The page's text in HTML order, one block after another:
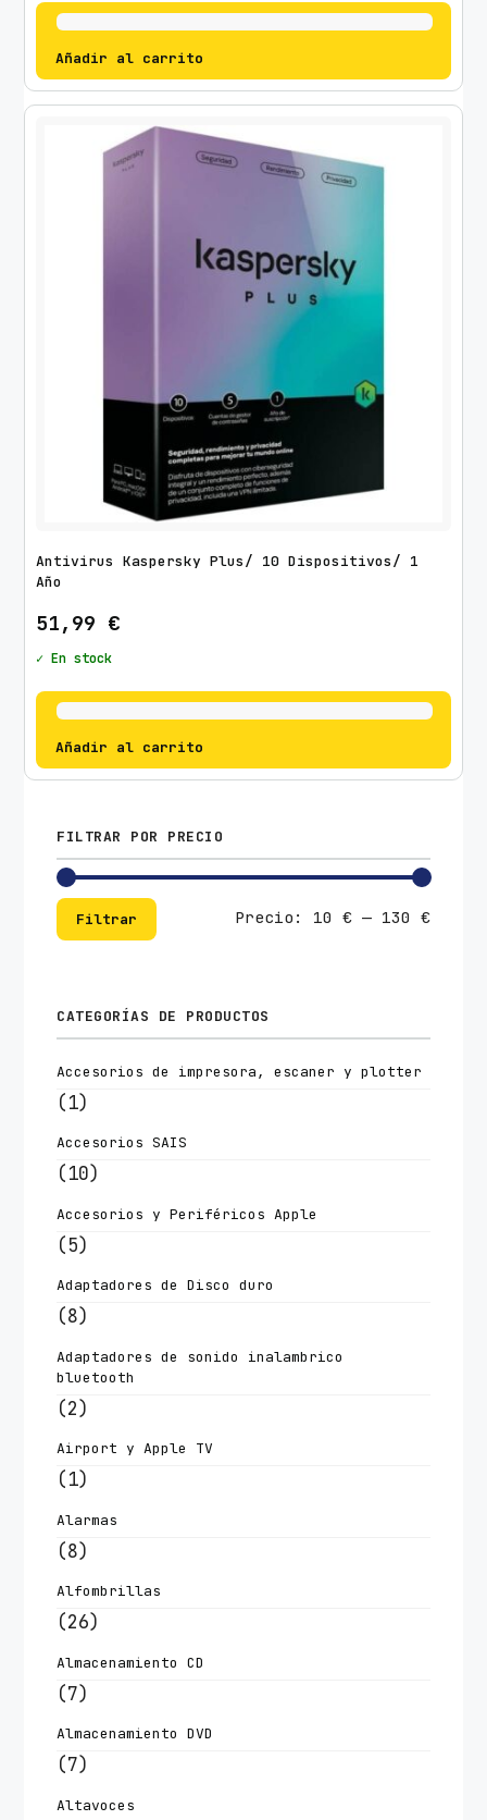
Añadir al carrito
Antivirus Kaspersky Plus/ 10 Dispositivos/ 1
Año
51,99 €
✓ En stock
Añadir al carrito
FILTRAR POR PRECIO
Precio
Precio
Filtrar Precio: 10 €— 130 €
CATEGORÍAS DE PRODUCTOS
Accesorios de impresora, escaner y plotter
(1)
Accesorios SAIS
(10)
Accesorios y Periféricos Apple
(5)
Adaptadores de Disco duro
(8)
Adaptadores de sonido inalambrico
bluetooth
(2)
Airport y Apple TV
(1)
Alarmas
(8)
Alfombrillas
(26)
Almacenamiento CD
(7)
Almacenamiento DVD
(7)
Altavoces